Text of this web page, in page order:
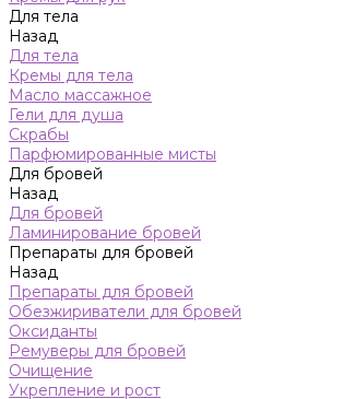
Для тела
Назад
Для тела
Кремы для тела
Масло массажное
Гели для душа
Скрабы
Парфюмированные мисты
Для бровей
Назад
Для бровей
Ламинирование бровей
Препараты для бровей
Назад
Препараты для бровей
Обезжириватели для бровей
Оксиданты
Ремуверы для бровей
Очищение
Укрепление и рост